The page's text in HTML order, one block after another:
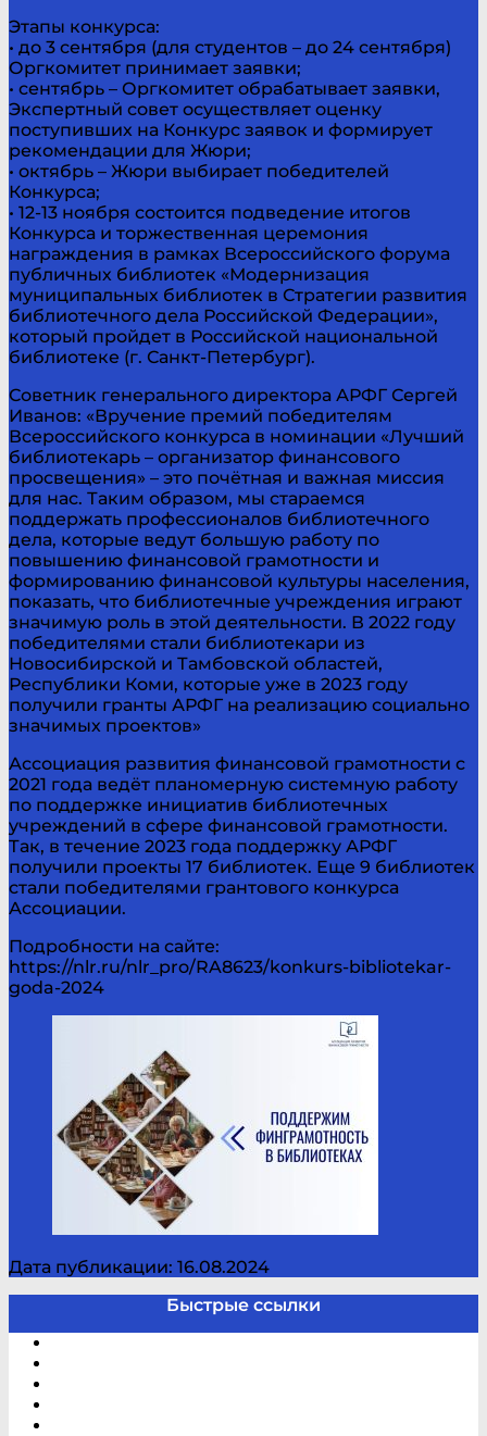
Этапы конкурса:
• до 3 сентября (для студентов – до 24 сентября)
Оргкомитет принимает заявки;
• сентябрь – Оргкомитет обрабатывает заявки,
Экспертный совет осуществляет оценку
поступивших на Конкурс заявок и формирует
рекомендации для Жюри;
• октябрь – Жюри выбирает победителей
Конкурса;
• 12-13 ноября состоится подведение итогов
Конкурса и торжественная церемония
награждения в рамках Всероссийского форума
публичных библиотек «Модернизация
муниципальных библиотек в Стратегии развития
библиотечного дела Российской Федерации»,
который пройдет в Российской национальной
библиотеке (г. Санкт-Петербург).
Советник генерального директора АРФГ Сергей
Иванов: «Вручение премий победителям
Всероссийского конкурса в номинации «Лучший
библиотекарь – организатор финансового
просвещения» – это почётная и важная миссия
для нас. Таким образом, мы стараемся
поддержать профессионалов библиотечного
дела, которые ведут большую работу по
повышению финансовой грамотности и
формированию финансовой культуры населения,
показать, что библиотечные учреждения играют
значимую роль в этой деятельности. В 2022 году
победителями стали библиотекари из
Новосибирской и Тамбовской областей,
Республики Коми, которые уже в 2023 году
получили гранты АРФГ на реализацию социально
значимых проектов»
Ассоциация развития финансовой грамотности с
2021 года ведёт планомерную системную работу
по поддержке инициатив библиотечных
учреждений в сфере финансовой грамотности.
Так, в течение 2023 года поддержку АРФГ
получили проекты 17 библиотек. Еще 9 библиотек
стали победителями грантового конкурса
Ассоциации.
Подробности на сайте:
https://nlr.ru/nlr_pro/RA8623/konkurs-bibliotekar-
goda-2024
Дата публикации: 16.08.2024
Быстрые ссылки